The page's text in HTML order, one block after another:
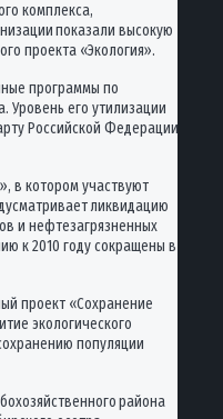
комплекса,
показали высокую
проекта «Экология».
программы по
Уровень его утилизации
Российской Федерации –
в котором участвуют
ликвидацию
и нефтезагрязненных
к 2010 году сокращены в 2
проект «Сохранение
экологического
популяции
района